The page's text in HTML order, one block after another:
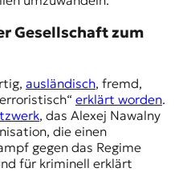
Gesellschaft zum
ausländisch, fremd,
erklärt worden.
, das Alexej Nawalny
die einen
gegen das Regime
für kriminell erklärt